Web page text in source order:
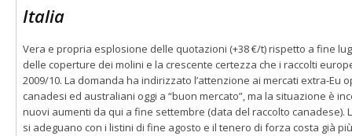
Italia
Vera e propria esplosione delle quotazioni (+38 €/t) rispetto a fine
delle coperture dei molini e la crescente certezza che i raccolti
2009/10. La domanda ha indirizzato l’attenzione ai mercati extra-Eu
canadesi ed australiani oggi a “buon mercato”, ma la situazione è
nuovi aumenti da qui a fine settembre (data del raccolto canadese).
si adeguano con i listini di fine agosto e il tenero di forza costa già